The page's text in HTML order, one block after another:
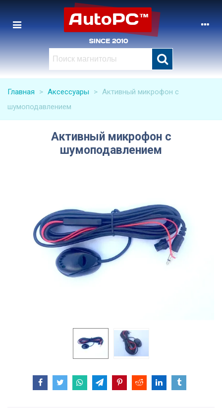
Главная > Аксессуары > Активный микрофон с
шумоподавлением
Активный микрофон с
шумоподавлением